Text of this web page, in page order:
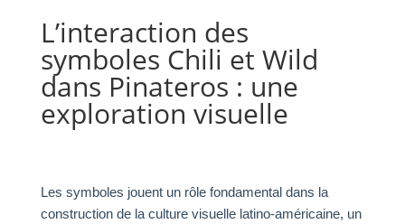
L’interaction des
symboles Chili et Wild
dans Pinateros : une
exploration visuelle
Les symboles jouent un rôle fondamental dans la
construction de la culture visuelle latino-américaine, un